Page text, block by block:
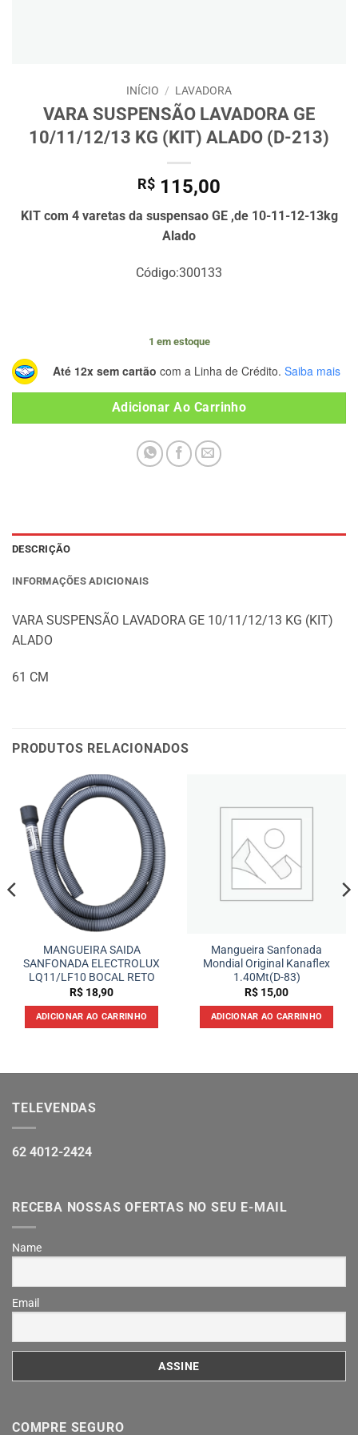
INÍCIO / LAVADORA
VARA SUSPENSÃO LAVADORA GE
10/11/12/13 KG (KIT) ALADO (D-213)
R$ 115,00
KIT com 4 varetas da suspensao GE ,de 10-11-12-13kg
Alado
Código:300133
1 em estoque
Até 12x sem cartão com a Linha de Crédito. Saiba mais
Adicionar Ao Carrinho
DESCRIÇÃO
INFORMAÇÕES ADICIONAIS
VARA SUSPENSÃO LAVADORA GE 10/11/12/13 KG (KIT)
ALADO
61 CM
PRODUTOS RELACIONADOS
MANGUEIRA SAIDA
SANFONADA ELECTROLUX
LQ11/LF10 BOCAL RETO
R$ 18,90
ADICIONAR AO CARRINHO
Mangueira Sanfonada
Mondial Original Kanaflex
1.40Mt(D-83)
R$ 15,00
ADICIONAR AO CARRINHO
TELEVENDAS
62 4012-2424
RECEBA NOSSAS OFERTAS NO SEU E-MAIL
Name
Email
COMPRE SEGURO